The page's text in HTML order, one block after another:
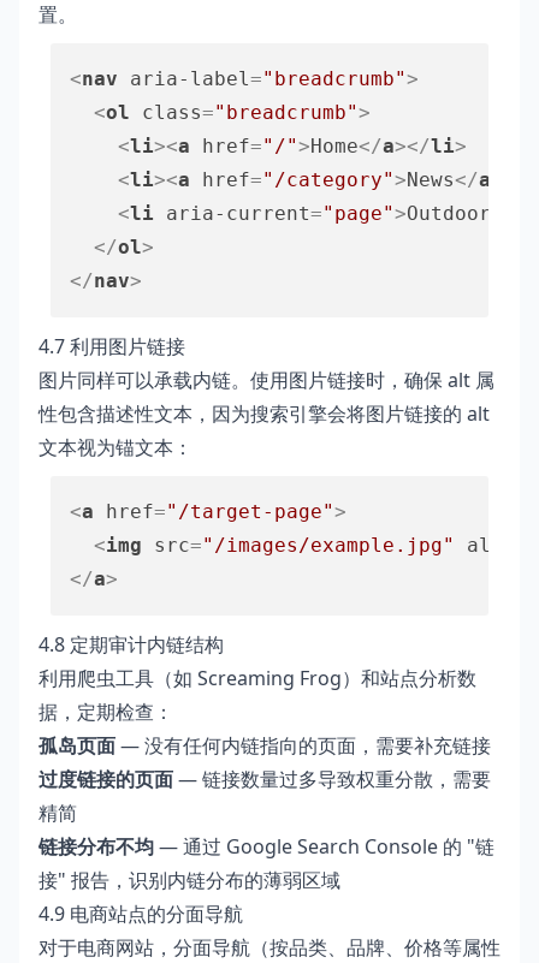
置。
<nav aria-label="breadcrumb">
<ol class="breadcrumb">
<li><a href="/">Home</a></li>
<li><a href="/category">News</a
<li aria-current="page">Outdoor
</ol>
</nav>
4.7 利用图片链接
图片同样可以承载内链。使用图片链接时，确保 alt 属
性包含描述性文本，因为搜索引擎会将图片链接的 alt
文本视为锚文本：
<a href="/target-page">
<img src="/images/example.jpg" alt
</a>
4.8 定期审计内链结构
利用爬虫工具（如 Screaming Frog）和站点分析数
据，定期检查：
孤岛页面— 没有任何内链指向的页面，需要补充链接
过度链接的页面— 链接数量过多导致权重分散，需要
精简
链接分布不均— 通过 Google Search Console 的 "链
接" 报告，识别内链分布的薄弱区域
4.9 电商站点的分面导航
对于电商网站，分面导航（按品类、品牌、价格等属性